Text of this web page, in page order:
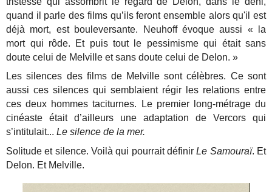
quand il parle des films qu’ils feront ensemble alors qu'il est
déjà mort, est bouleversante.
Neuhoff évoque aussi « la
mort qui rôde. Et puis tout le pessimisme qui était sans
doute celui de Melville et sans doute celui de Delon. »
Les silences des films de Melville sont célèbres. Ce sont
aussi ces silences qui semblaient régir les relations entre
ces deux hommes taciturnes. Le premier long-métrage du
cinéaste était d’ailleurs une adaptation de Vercors qui
s’intitulait... Le silence de la mer.
Solitude et silence. Voilà qui pourrait définirLe Samouraï. Et
Delon. Et Melville.